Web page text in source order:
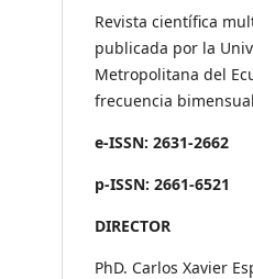
Revista científica
publicada por la
Metropolitana del
frecuencia
e-ISSN: 2631-2662
p-ISSN: 2661-6521
DIRECTOR
PhD. Carlos Xavier